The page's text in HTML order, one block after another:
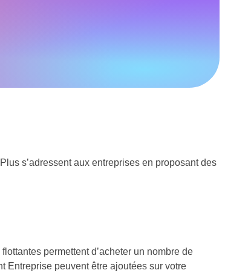
s’adressent aux entreprises en proposant des
permettent d’acheter un nombre de
Entreprise peuvent être ajoutées sur votre